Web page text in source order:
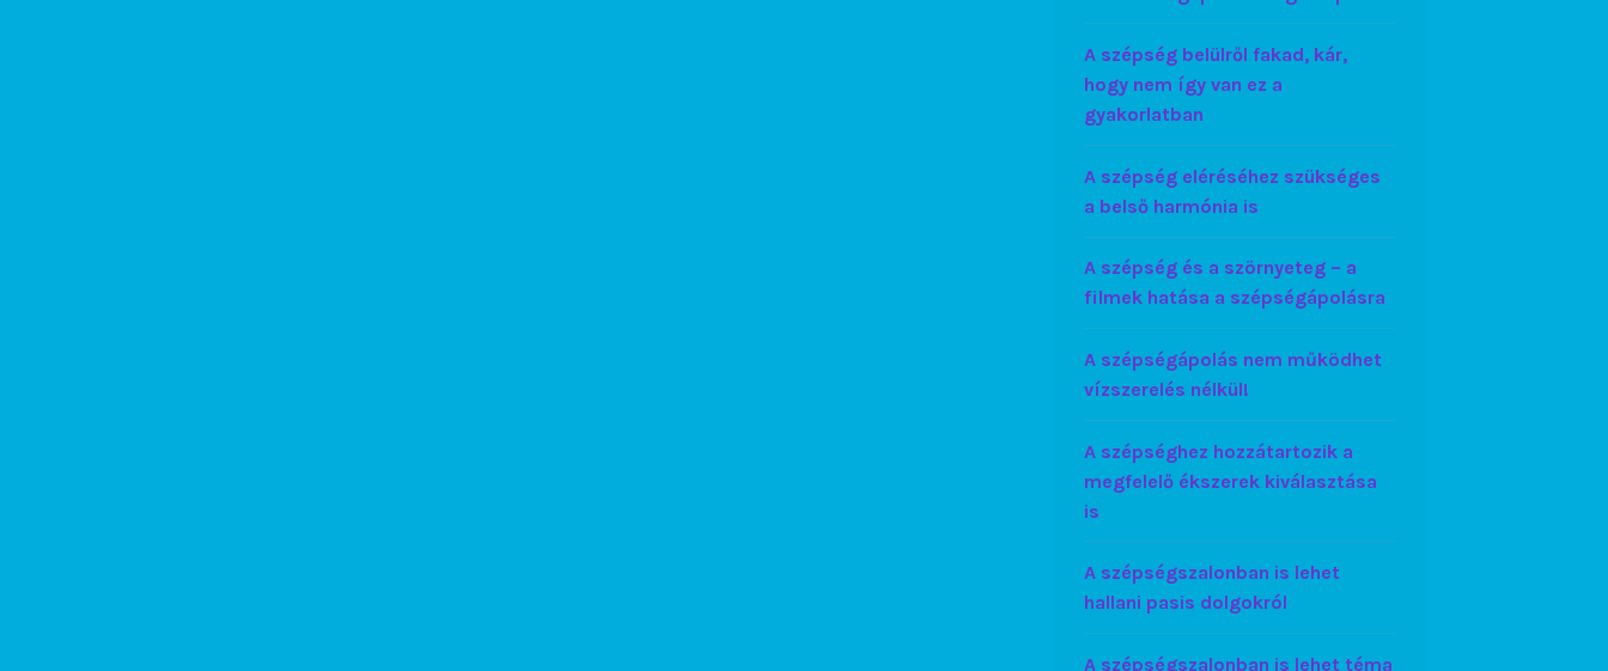
A szépség belülről fakad, kár,
hogy nem így van ez a
gyakorlatban
A szépség eléréséhez szükséges
a belső harmónia is
A szépség és a szörnyeteg – a
filmek hatása a szépségápolásra
A szépségápolás nem működhet
vízszerelés nélkül!
A szépséghez hozzátartozik a
megfelelő ékszerek kiválasztása
is
A szépségszalonban is lehet
hallani pasis dolgokról
A szépségszalonban is lehet téma